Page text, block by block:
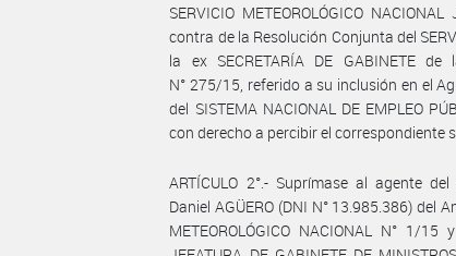
SERVICIO METEOROLÓGICO
contra de la Resolución Conjunta del
la ex SECRETARÍA DE GABINETE de
N° 275/15, referido a su inclusión en el
del SISTEMA NACIONAL DE EMPLEO
con derecho a percibir el correspondiente
ARTÍCULO 2°.- Suprímase al agente del
Daniel AGÜERO (DNI N° 13.985.386) del
METEOROLÓGICO NACIONAL N° 1/